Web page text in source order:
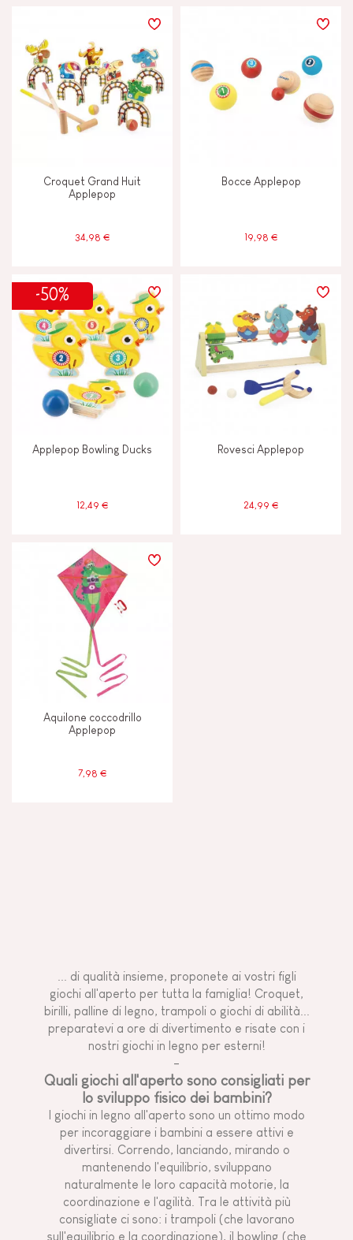
Croquet Grand Huit
Applepop
34,98 €
Bocce Applepop
19,98 €
-50%
Applepop Bowling Ducks
12,49 €
Rovesci Applepop
24,99 €
Aquilone coccodrillo
Applepop
7,98 €
... di qualità insieme, proponete ai vostri figli
giochi all'aperto per tutta la famiglia! Croquet,
birilli, palline di legno, trampoli o giochi di abilità...
preparatevi a ore di divertimento e risate con i
nostri giochi in legno per esterni!
-
Quali giochi all'aperto sono consigliati per
lo sviluppo fisico dei bambini?
I giochi in legno all'aperto sono un ottimo modo
per incoraggiare i bambini a essere attivi e
divertirsi. Correndo, lanciando, mirando o
mantenendo l'equilibrio, sviluppano
naturalmente le loro capacità motorie, la
coordinazione e l'agilità. Tra le attività più
consigliate ci sono: i trampoli (che lavorano
sull'equilibrio e la coordinazione), il bowling (che